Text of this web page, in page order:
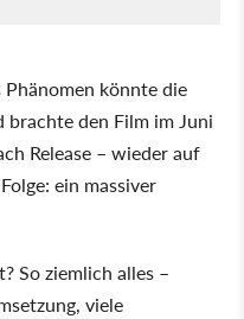
könnte die
brachte den Film im Juni
Release – wieder auf
ein massiver
So ziemlich alles –
viele